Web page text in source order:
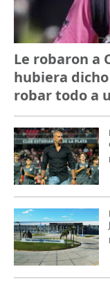
Le robaron a
hubiera
robar todo a